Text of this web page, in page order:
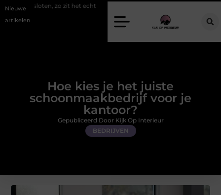
Nieuwe
artikelen
zit het echt Een energiezuinige hanglamp kopen in Gelderland
Hoe kies je het juiste
schoonmaakbedrijf voor je
kantoor?
BEDRIJVEN
Gepubliceerd Door Kijk Op Interieur